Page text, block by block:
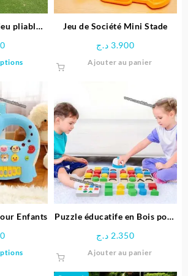
pliable
plusieurs
variations.
Les
options
peuvent
être
choisies
sur
la
page
Jeu de Société Mini Stade
3.900 د.ج
Ajouter au panier
Enfants
Puzzle éducatife en Bois pour
2.350 د.ج
Ajouter au panier